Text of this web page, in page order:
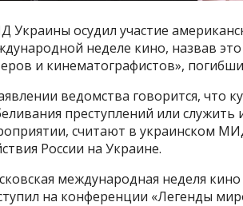
Украины осудил участие
неделе кино, назвав
и кинематографистов»,
ведомства говорится, что
преступлений или
считают в украинском
России на Украине.
международная неделя
на конференции «Легенды